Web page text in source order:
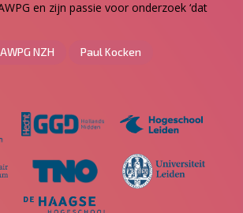
en zijn passie voor onderzoek ‘dat
AWPG NZH Paul Kocken